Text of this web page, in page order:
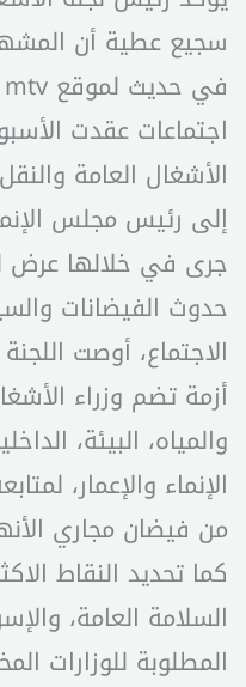
سجيع عطية أن
اجتماعات عقدت
الأشغال العامة
إلى رئيس مجلس
جرى في خلالها عرض
حدوث الفيضانات
الاجتماع، أوصت
أزمة تضم وزراء
والمياه، البيئة،
الإنماء والإعمار،
من فيضان مجاري
كما تحديد النقاط
السلامة العامة،
المطلوبة للوزارات